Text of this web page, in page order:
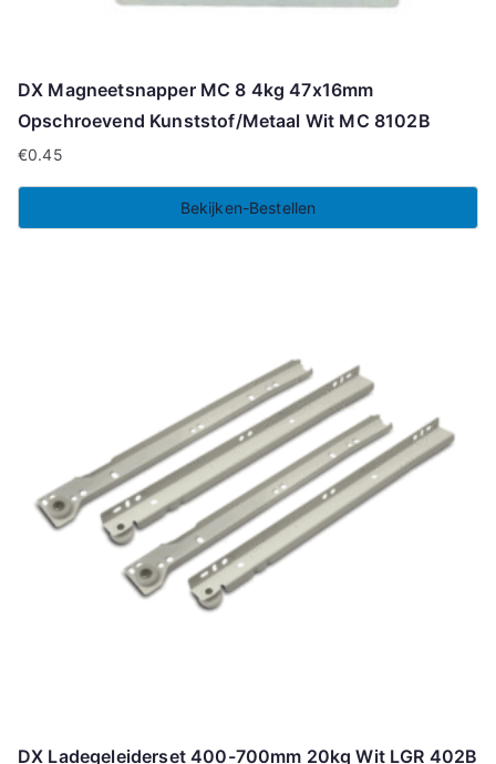
DX Magneetsnapper MC 8 4kg 47x16mm
Opschroevend Kunststof/Metaal Wit MC 8102B
€0.45
Bekijken-Bestellen
DX Ladegeleiderset 400-700mm 20kg Wit LGR 402B